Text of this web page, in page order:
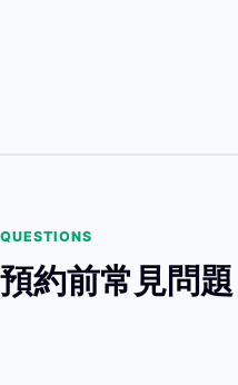
QUESTIONS
預約前常見問題